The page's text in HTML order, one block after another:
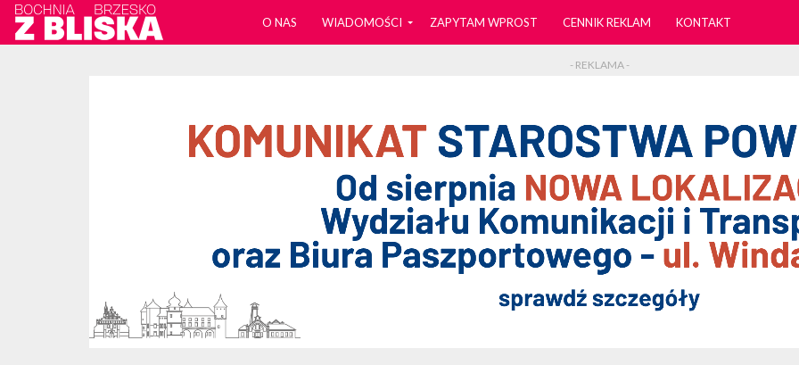
O NAS WIADOMOŚCI ZAPYTAM WPROST CENNIK REKLAM KONTAKT
- REKLAMA -